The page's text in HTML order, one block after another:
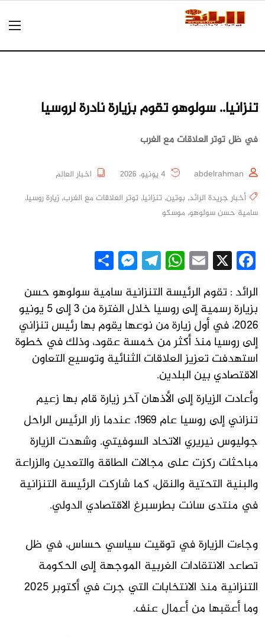
تنزانيا.. سولوهو تقوم بزيارة نادرة لروسيا
في ظل توتر العلاقات مع الغرب
abdelrahman
اخبار العالم
أخبار جريدة الرائد, بوتين, تنزانيا, توتر العلاقات مع الغرب, زيارة روسيا,
سامية حسن سولوهو, موسكو
Facebook
X
Email
WhatsApp
Telegram
Messenger
الرائد : تقوم الرئيسة التنزانية سامية سولوهو حسن
بزيارة رسمية إلى روسيا خلال الفترة من 3 إلى 5 يونيو
2026، في أول زيارة من نوعها يقوم بها رئيس تنزاني
إلى روسيا منذ أكثر من خمسة عقود، وذلك في خطوة
استهدفت تعزيز العلاقات الثنائية وتوسيع التعاون
الاقتصادي بين البلدين.
وأعادت الزيارة إلى الأذهان آخر زيارة قام بها زعيم
تنزاني إلى روسيا عام 1969، عندما زار الرئيس الراحل
جوليوس نيريري الاتحاد السوفيتي. وشهدت الزيارة
مباحثات ركزت على مجالات الطاقة والتعدين والزراعة
والبنية التحتية والنقل، كما شاركت الرئيسة التنزانية
في منتدى سانت بطرسبرغ الاقتصادي الدولي.
وجاءت الزيارة في توقيت سياسي حساس، في ظل
تصاعد الانتقادات الغربية الموجهة إلى الحكومة
التنزانية منذ الانتخابات التي جرت في أكتوبر 2025
وما أعقبها من أعمال عنف.